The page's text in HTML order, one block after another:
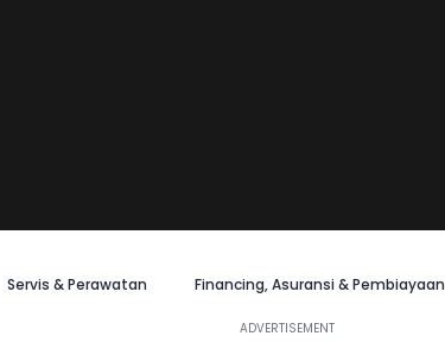
Servis & Perawatan Financing, Asuransi & Pembiayaan